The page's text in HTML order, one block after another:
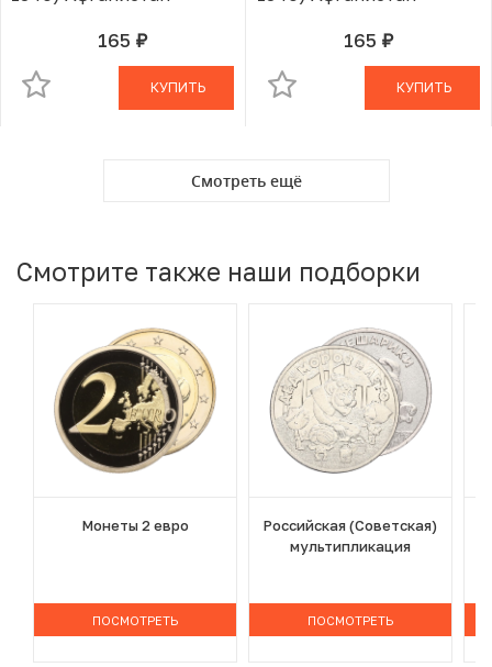
165 руб.В КОРЗИНЕ
КУПИТЬ
165 руб.В КОРЗИНЕ
КУПИТЬ
Смотреть ещё
Смотрите также наши подборки
Монеты 2 евро
ПОСМОТРЕТЬ
Российская (Советская)
мультипликация
ПОСМОТРЕТЬ